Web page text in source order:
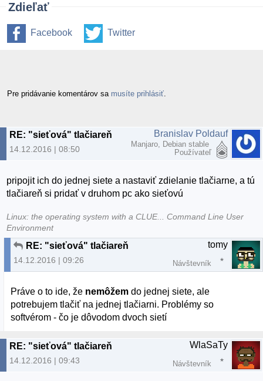
Zdieľať
Facebook Twitter
Pre pridávanie komentárov sa musíte prihlásiť
RE: "sieťová" tlačiareň
14.12.2016 | 08:50
Branislav Poldauf
Manjaro, Debian stable
Používateľ
pripojit ich do jednej siete a nastaviť zdielanie tlačiarne, a tú
tlačiareň si pridať v druhom pc ako sieťovú
Linux: the operating system with a CLUE... Command Line User
Environment
RE: "sieťová" tlačiareň
14.12.2016 | 09:26
tomy
Návštevník
Práve o to ide, že nemôžemdo jednej siete, ale
potrebujem tlačiť na jednej tlačiarni. Problémy so
softvérom - čo je dôvodom dvoch sietí
RE: "sieťová" tlačiareň
14.12.2016 | 09:43
WlaSaTy
Návštevník